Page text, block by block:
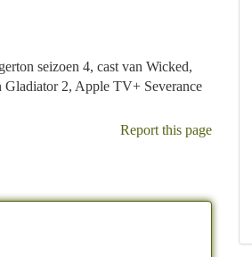
seizoen 4, cast van Wicked,
Gladiator 2, Apple TV+ Severance
Report this page